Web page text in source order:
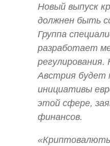
Новый выпуск
должнен быть
Группа
разработает
регулирования.
Австрия будет
инициативы
этой сфере,
финансов.